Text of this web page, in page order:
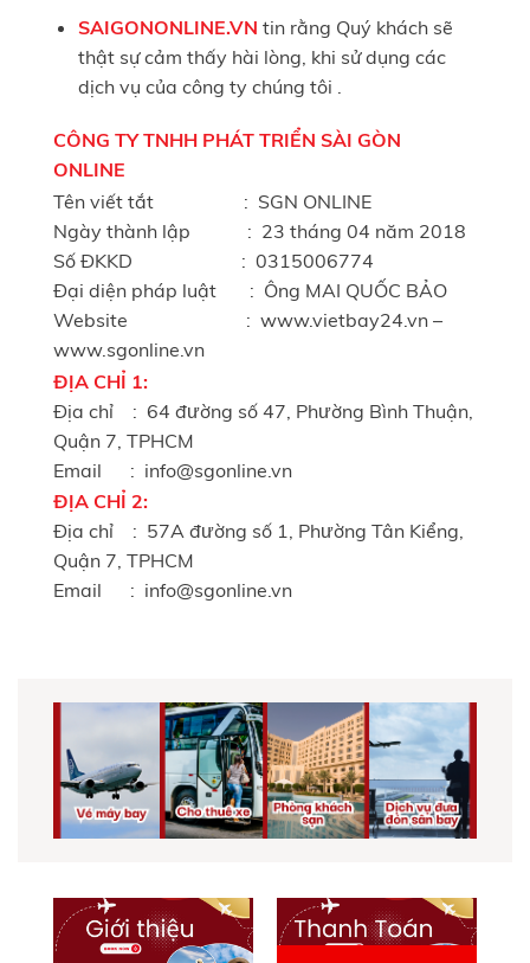
SAIGONONLINE.VN tin rằng Quý khách sẽ
thật sự cảm thấy hài lòng, khi sử dụng các
dịch vụ của công ty chúng tôi .
CÔNG TY TNHH PHÁT TRIỂN SÀI GÒN
ONLINE
Tên viết tắt : SGN ONLINE
Ngày thành lập : 23 tháng 04 năm 2018
Số ĐKKD : 0315006774
Đại diện pháp luật : Ông MAI QUỐC BẢO
Website : www.vietbay24.vn –
www.sgonline.vn
ĐỊA CHỈ 1:
Địa chỉ : 64 đường số 47, Phường Bình Thuận,
Quận 7, TPHCM
Email : info@sgonline.vn
ĐỊA CHỈ 2:
Địa chỉ : 57A đường số 1, Phường Tân Kiểng,
Quận 7, TPHCM
Email : info@sgonline.vn